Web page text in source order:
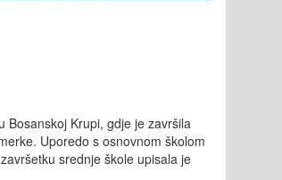
Bosanskoj Krupi, gdje je završila
Uporedo s osnovnom školom
srednje škole upisala je